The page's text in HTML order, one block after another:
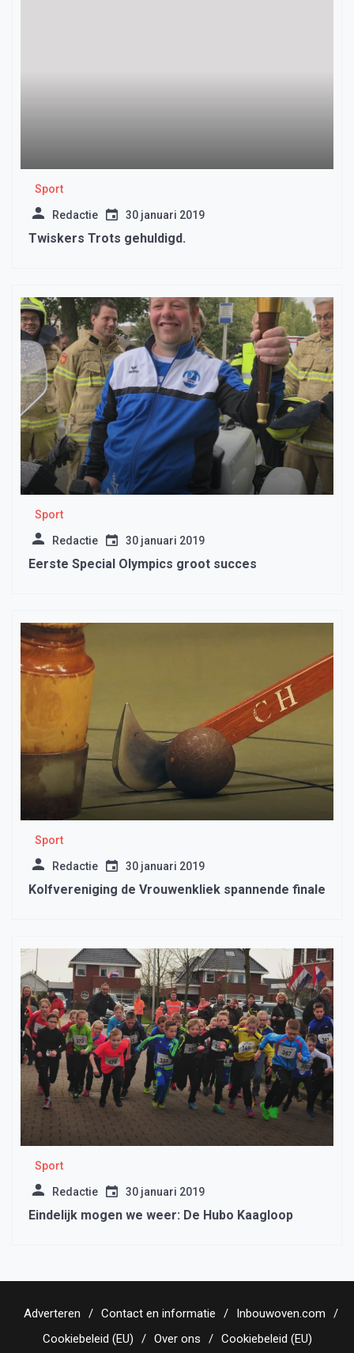
Sport
Redactie 30 januari 2019
Twiskers Trots gehuldigd.
Sport
Redactie 30 januari 2019
Eerste Special Olympics groot succes
Sport
Redactie 30 januari 2019
Kolfvereniging de Vrouwenkliek spannende finale
Sport
Redactie 30 januari 2019
Eindelijk mogen we weer: De Hubo Kaagloop
Adverteren Contact en informatie
Inbouwoven.com
Cookiebeleid (EU)
Over ons Cookiebeleid (EU)